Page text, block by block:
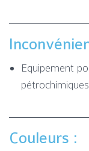
Equipement
Couleurs :